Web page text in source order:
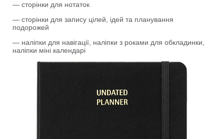
— сторінки для нотаток
— сторінки для запису цілей, ідей та планування
подорожей
— наліпки для навігації, наліпки з роками для обкладинки,
наліпки міні календарі